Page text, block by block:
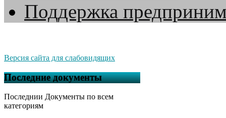
Поддержка
Версия сайта для слабовидящих
Последние документы
Последнии Документы по всем
категориям